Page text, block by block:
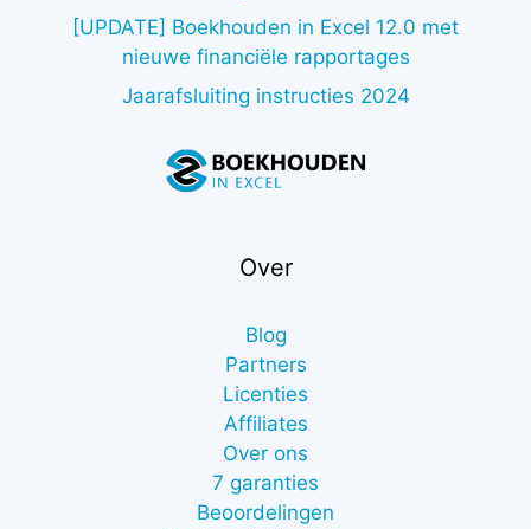
[UPDATE] Boekhouden in Excel 12.0 met
nieuwe financiële rapportages
Jaarafsluiting instructies 2024
Over
Blog
Partners
Licenties
Affiliates
Over ons
7 garanties
Beoordelingen